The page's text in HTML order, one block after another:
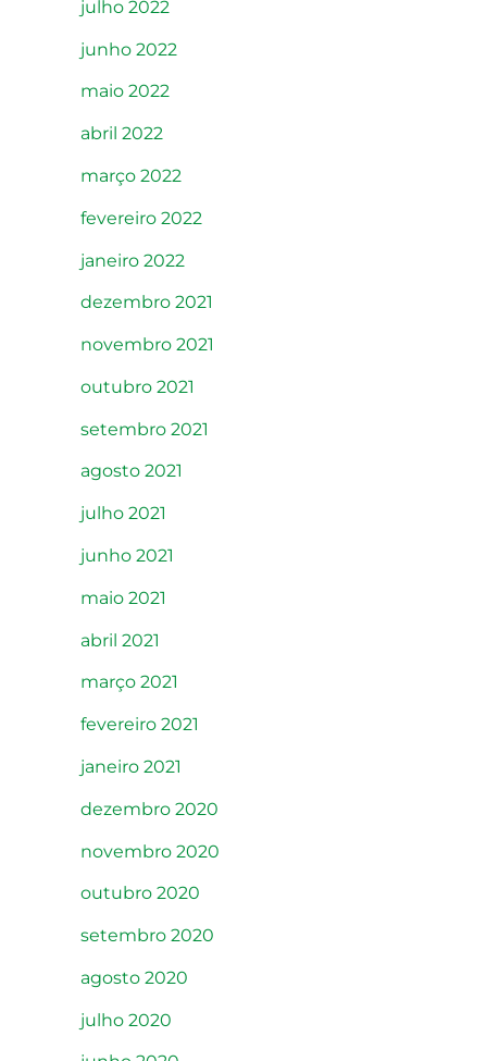
julho 2022
junho 2022
maio 2022
abril 2022
março 2022
fevereiro 2022
janeiro 2022
dezembro 2021
novembro 2021
outubro 2021
setembro 2021
agosto 2021
julho 2021
junho 2021
maio 2021
abril 2021
março 2021
fevereiro 2021
janeiro 2021
dezembro 2020
novembro 2020
outubro 2020
setembro 2020
agosto 2020
julho 2020